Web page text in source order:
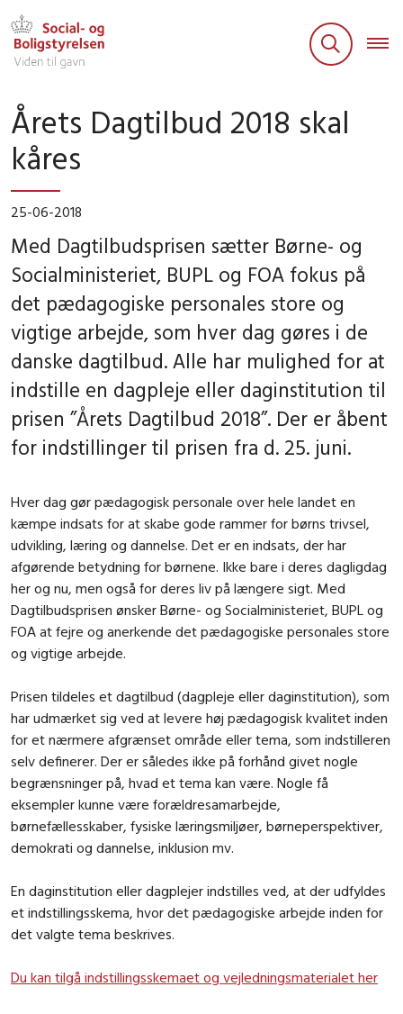
Årets Dagtilbud 2018 skal
kåres
25-06-2018
Med Dagtilbudsprisen sætter Børne- og
Socialministeriet, BUPL og FOA fokus på
det pædagogiske personales store og
vigtige arbejde, som hver dag gøres i de
danske dagtilbud. Alle har mulighed for at
indstille en dagpleje eller daginstitution til
prisen ”Årets Dagtilbud 2018”. Der er åbent
for indstillinger til prisen fra d. 25. juni.
Hver dag gør pædagogisk personale over hele landet en
kæmpe indsats for at skabe gode rammer for børns trivsel,
udvikling, læring og dannelse. Det er en indsats, der har
afgørende betydning for børnene. Ikke bare i deres dagligdag
her og nu, men også for deres liv på længere sigt. Med
Dagtilbudsprisen ønsker Børne- og Socialministeriet, BUPL og
FOA at fejre og anerkende det pædagogiske personales store
og vigtige arbejde.
Prisen tildeles et dagtilbud (dagpleje eller daginstitution), som
har udmærket sig ved at levere høj pædagogisk kvalitet inden
for et nærmere afgrænset område eller tema, som indstilleren
selv definerer. Der er således ikke på forhånd givet nogle
begrænsninger på, hvad et tema kan være. Nogle få
eksempler kunne være forældresamarbejde,
børnefællesskaber, fysiske læringsmiljøer, børneperspektiver,
demokrati og dannelse, inklusion mv.
En daginstitution eller dagplejer indstilles ved, at der udfyldes
et indstillingsskema, hvor det pædagogiske arbejde inden for
det valgte tema beskrives.
Du kan tilgå indstillingsskemaet og vejledningsmaterialet her